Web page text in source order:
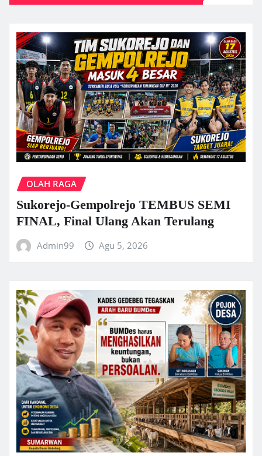
OLAH RAGA
Sukorejo-Gempolrejo TEMBUS SEMI
FINAL, Final Ulang Akan Terulang
Admin99 Agu 5, 2026